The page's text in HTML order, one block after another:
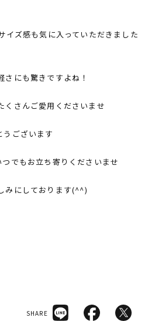
イズ感も気に入っていただきました
さにも驚きですよね！
くさんご愛用くださいませ
ございます
でもお立ち寄りくださいませ
みにしております(^^)
SHARE